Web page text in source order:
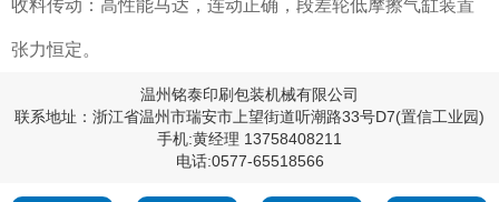
收料传动：高性能马达，连动正确，段差轮低摩擦气缸装置
张力恒定。
温州铭泰印刷包装机械有限公司
联系地址：浙江省温州市瑞安市上望街道听潮路33号D7(置信工业园)
手机:黄经理 13758408211
电话:0577-65518566